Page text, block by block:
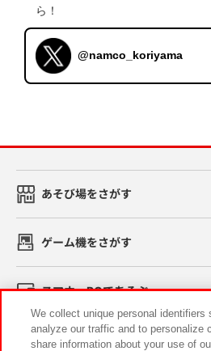
ら！
@namco_koriyama
あそび場をさがす
ゲーム機をさがす
スマホ・PCであそぶ
イベント・キャンペーン
We collect unique personal identifiers
analyze our traffic and to personalize
share information about your use of